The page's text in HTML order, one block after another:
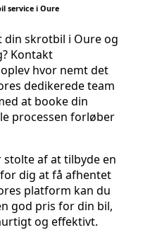
service i Oure
din skrotbil i Oure og
Kontakt
hvor nemt det
dedikerede team
at booke din
processen forløber
af at tilbyde en
dig at få afhentet
platform kan du
god pris for din bil,
og effektivt.